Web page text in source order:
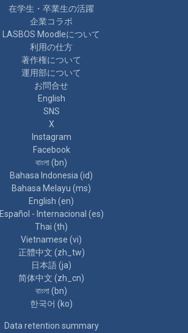
在学生・卒業生の活躍
企業コラボ
LASBOS Moodleについて
利用の仕方
著作権について
運用部について
お問合せ
English
SNS
X
Instagram
Facebook
বাংলা ‎(bn)‎
Bahasa Indonesia ‎(id)‎
Bahasa Melayu ‎(ms)‎
English ‎(en)‎
Español - Internacional ‎(es)‎
Thai ‎(th)‎
Vietnamese ‎(vi)‎
正體中文 ‎(zh_tw)‎
日本語 ‎(ja)‎
简体中文 ‎(zh_cn)‎
বাংলা ‎(bn)‎
한국어 ‎(ko)‎
Data retention summary